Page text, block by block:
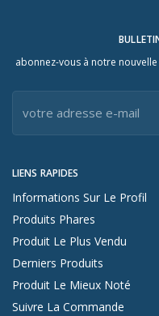
LIENS RAPIDES
Informations Sur Le Profil
Produits Phares
Produit Le Plus Vendu
Derniers Produits
Produit Le Mieux Noté
Suivre La Commande
abonnez-vous à notre